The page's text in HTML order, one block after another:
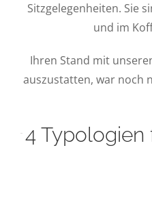
Sitzgelegenheiten. Sie
und im
Ihren Stand mit
auszustatten, war noch
4 Typologien